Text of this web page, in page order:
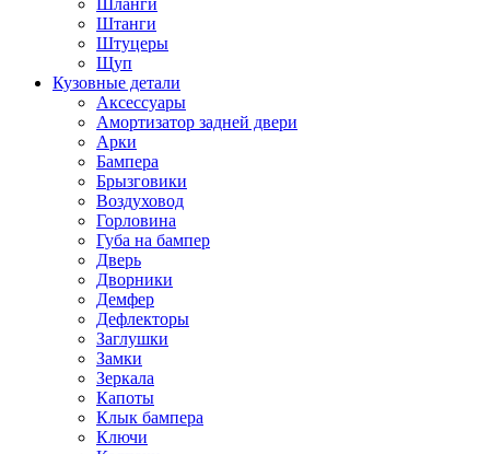
Шланги
Штанги
Штуцеры
Щуп
Кузовные детали
Аксессуары
Амортизатор задней двери
Арки
Бампера
Брызговики
Воздуховод
Горловина
Губа на бампер
Дверь
Дворники
Демфер
Дефлекторы
Заглушки
Замки
Зеркала
Капоты
Клык бампера
Ключи